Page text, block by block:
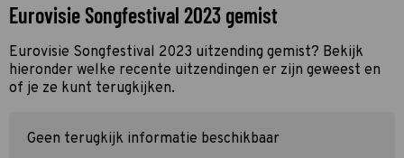
Eurovisie Songfestival 2023 gemist
Eurovisie Songfestival 2023 uitzending gemist? Bekijk
hieronder welke recente uitzendingen er zijn geweest en
of je ze kunt terugkijken.
Geen terugkijk informatie beschikbaar